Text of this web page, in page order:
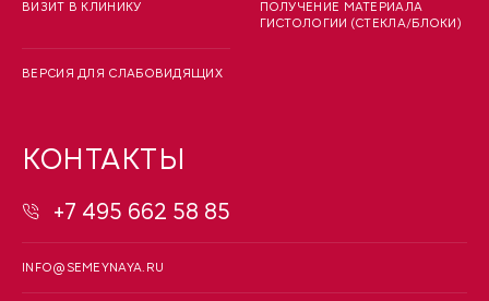
ВИЗИТ В КЛИНИКУ
ВЕРСИЯ ДЛЯ СЛАБОВИДЯЩИХ
ПОЛУЧЕНИЕ МАТЕРИАЛА
ГИСТОЛОГИИ (СТЕКЛА/БЛОКИ)
КОНТАКТЫ
+7 495 662 58 85
INFO@SEMEYNAYA.RU